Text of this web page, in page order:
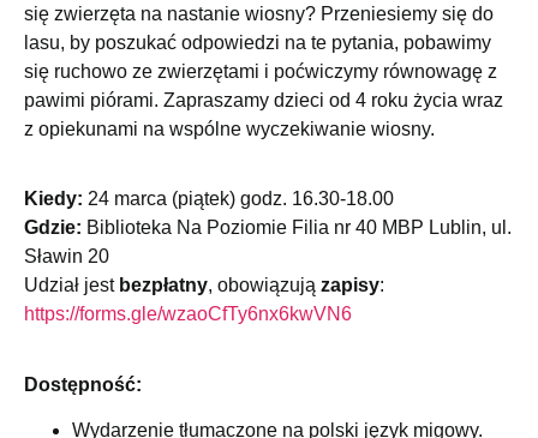
się zwierzęta na nastanie wiosny? Przeniesiemy się do
lasu, by poszukać odpowiedzi na te pytania, pobawimy
się ruchowo ze zwierzętami i poćwiczymy równowagę z
pawimi piórami. Zapraszamy dzieci od 4 roku życia wraz
z opiekunami na wspólne wyczekiwanie wiosny.
Kiedy: 24 marca (piątek) godz. 16.30-18.00
Gdzie: Biblioteka Na Poziomie Filia nr 40 MBP Lublin, ul.
Sławin 20
Udział jest bezpłatny, obowiązują zapisy:
https://forms.gle/wzaoCfTy6nx6kwVN6
Dostępność:
Wydarzenie tłumaczone na polski język migowy.